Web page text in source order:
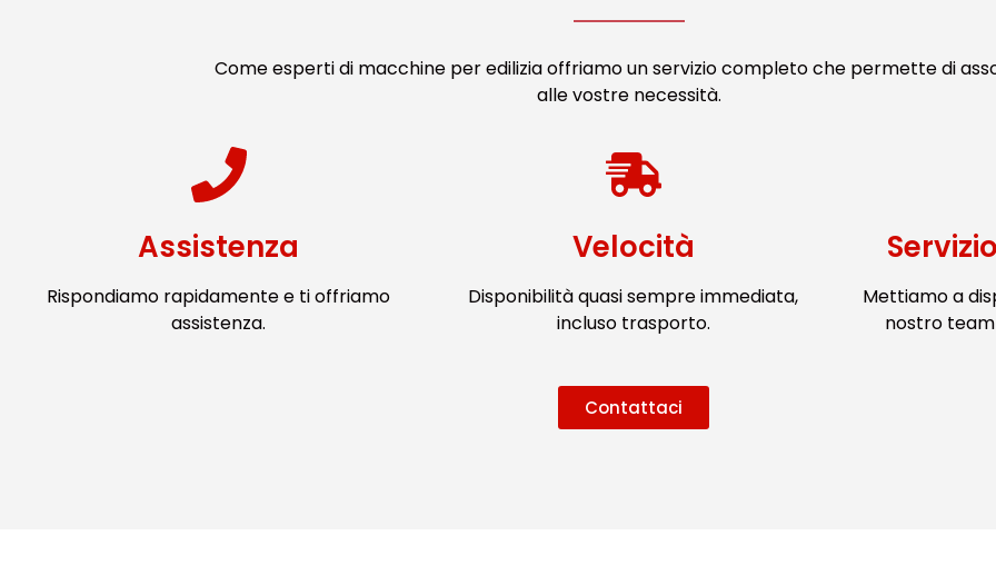
Come esperti di macchine per edilizia offriamo un servizio completo che permette di
alle vostre necessità.
Assistenza
Rispondiamo rapidamente e ti offriamo
assistenza.
Velocità
Disponibilità quasi sempre immediata,
incluso trasporto.
Mettiamo a
nostro
Contattaci